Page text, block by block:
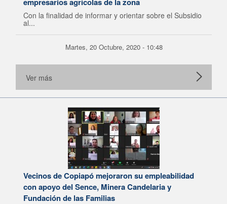
Con la finalidad de informar y orientar sobre el Subsidio
al...
Martes, 20 Octubre, 2020 - 10:48
Ver más
Vecinos de Copiapó mejoraron su empleabilidad
con apoyo del Sence, Minera Candelaria y
Fundación de las Familias